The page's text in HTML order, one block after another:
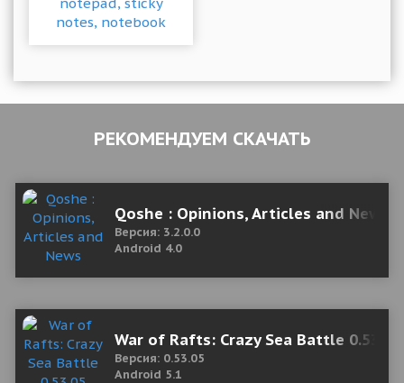
РЕКОМЕНДУЕМ СКАЧАТЬ
Qoshe : Opinions, Articles and News
Версия: 3.2.0.0
Android 4.0
War of Rafts: Crazy Sea Battle
Версия: 0.53.05
Android 5.1